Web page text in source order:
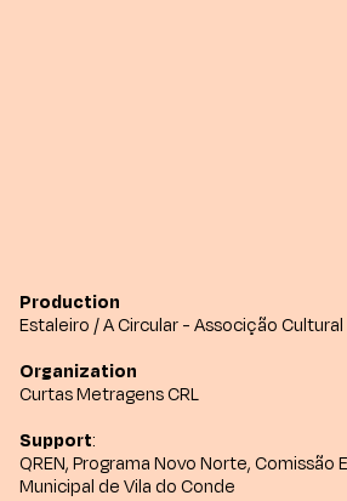
Production
Estaleiro /A Circular - Associção Cultural
Organization
Curtas Metragens CRL
Support:
QREN, Programa Novo Norte, Comissão
Municipal de Vila do Conde